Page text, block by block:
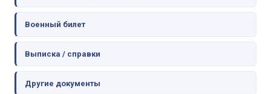
Военный билет
Выписка / справки
Другие документы